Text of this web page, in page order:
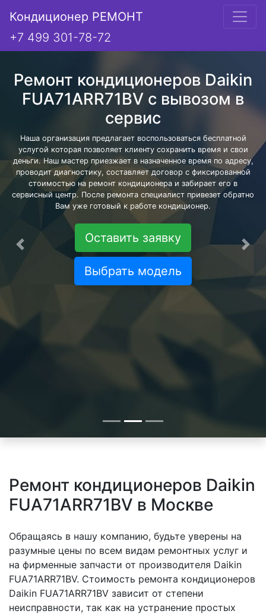
Кондиционер РЕМОНТ
+7 499 301-78-72
Ремонт кондиционеров Daikin
FUA71ARR71BV с вывозом в
сервис
Наша организация предлагает воспользоваться бесплатной
услугой которая позволяет клиенту сохранить время и свои
деньги. Наш мастер приезжает в назначенное время по адресу,
проводит диагностику, составляет договор с фиксированной
стоимостью на ремонт кондиционера и забирает его в
сервисный центр. После ремонта специалист привезет обратно
Вам уже готовый к работе кондиционер.
Оставить заявку
Выбрать модель
Предыдущая
Ремонт кондиционеров Daikin
FUA71ARR71BV в Москве
Обращаясь в нашу компанию, будьте уверены на
разумные цены по всем видам ремонтных услуг и
на фирменные запчасти от производителя Daikin
FUA71ARR71BV. Стоимость ремонта кондиционеров
Daikin FUA71ARR71BV зависит от степени
неисправности, так как на устранение простых